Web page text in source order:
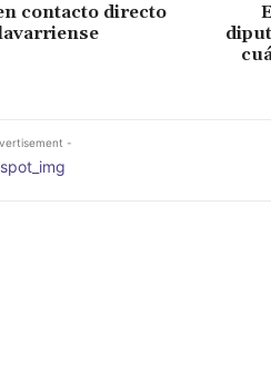
contacto directo
-